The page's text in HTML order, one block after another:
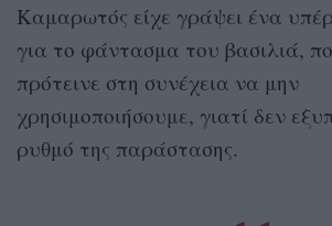
Καμαρωτός είχε γράψει ένα
για το φάντασμα του βασιλιά,
πρότεινε στη συνέχεια να μην
χρησιμοποιήσουμε, γιατί δεν
ρυθμό της παράστασης.